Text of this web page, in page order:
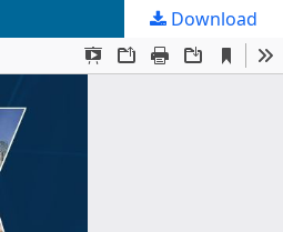
Download